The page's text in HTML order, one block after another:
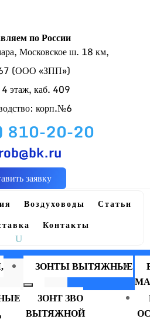
по России
Московское ш. 18 км,
(ООО «ЗПП»)
этаж, каб. 409
корп.№6
810-20-20
заявку
Воздуховоды
Статьи
Контакты
ЗОНТЫ ВЫТЯЖНЫЕ
ЗОНТ ЗВО
ВЫТЯЖНОЙ